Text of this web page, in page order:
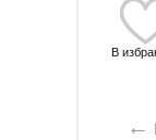
В
←